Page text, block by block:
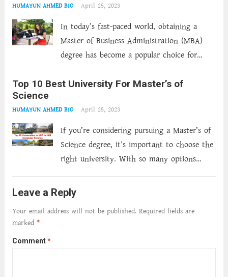
HUMAYUN AHMED BIO April 25, 2023
In today’s fast-paced world, obtaining a
Master of Business Administration (MBA)
degree has become a popular choice for
However, with busy schedules and limited
traditional methods can be...
Top 10 Best University For Master’s of
Science
HUMAYUN AHMED BIO April 25, 2023
If you’re considering pursuing a Master’s of
Science degree, it’s important to choose the
right university. With so many options
to start. That’s why we’ve compiled a list of
the top 10...
Leave a Reply
Your email address will not be published. Required fields are
marked *
Comment*